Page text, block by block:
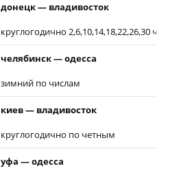
донецк — владивосток
круглогодично 2,6,10,14,18,22,26,30
челябинск — одесса
зимний по числам
киев — владивосток
круглогодично по четным
уфа — одесса